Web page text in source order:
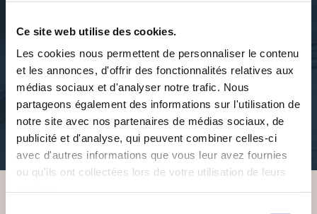
Ce site web utilise des cookies.
Les cookies nous permettent de personnaliser le contenu
et les annonces, d'offrir des fonctionnalités relatives aux
médias sociaux et d'analyser notre trafic. Nous
partageons également des informations sur l'utilisation de
notre site avec nos partenaires de médias sociaux, de
publicité et d'analyse, qui peuvent combiner celles-ci
avec d'autres informations que vous leur avez fournies
ou qu'ils ont collectées lors de votre utilisation de leurs
D'OÙ VIENS-TU ?
genealogie-
10€00
Serge DAVID et Dominique
DELAITE
D'UN VILLAGE À
L'AUTRE
romans
14€00